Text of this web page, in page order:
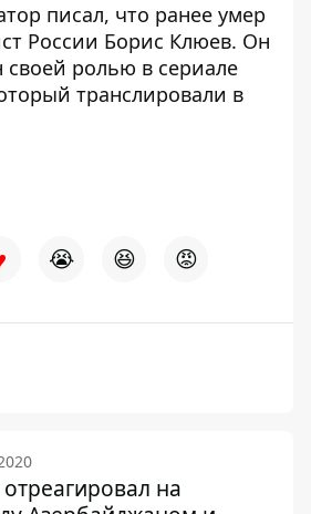
писал, что ранее умер
России Борис Клюев. Он
своей ролью в сериале
транслировали в
😭 😆 😡
на